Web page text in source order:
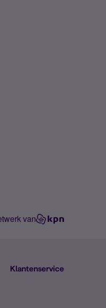
van
Klantenservice